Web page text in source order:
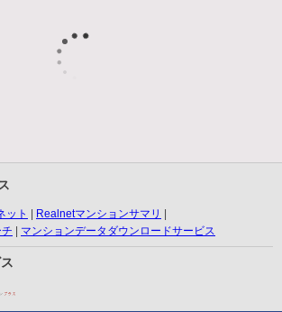
ット
Realnetマンションサマリ
マンションデータダウンロードサービス